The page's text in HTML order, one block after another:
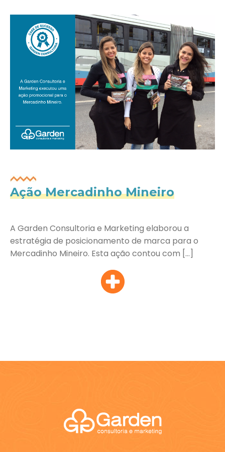
Ação Mercadinho Mineiro
A Garden Consultoria e Marketing elaborou a
estratégia de posicionamento de marca para o
Mercadinho Mineiro. Esta ação contou com […]